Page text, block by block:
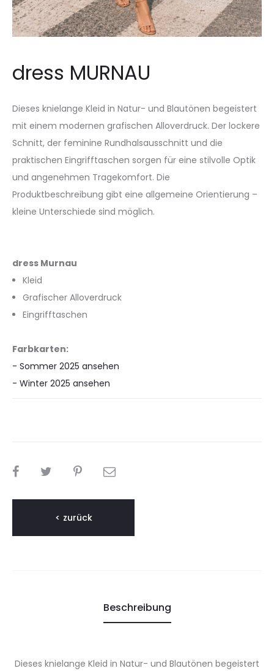
dress MURNAU
Dieses knielange Kleid in Natur- und Blautönen begeistert
mit einem modernen grafischen Alloverdruck. Der lockere
Schnitt, der feminine Rundhalsausschnitt und die
praktischen Eingrifftaschen sorgen für eine stilvolle Optik
und angenehmen Tragekomfort. Die
Produktbeschreibung gibt eine allgemeine Orientierung –
kleine Unterschiede sind möglich.
dress Murnau
Kleid
Grafischer Alloverdruck
Eingrifftaschen
Farbkarten:
- Sommer 2025 ansehen
- Winter 2025 ansehen
TEILEN
< zurück
Beschreibung
Dieses knielange Kleid in Natur- und Blautönen begeistert